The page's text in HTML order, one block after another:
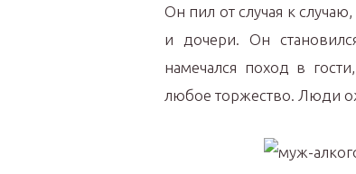
Он пил от случая к
и дочери. Он
намечался поход в
любое торжество. Люди